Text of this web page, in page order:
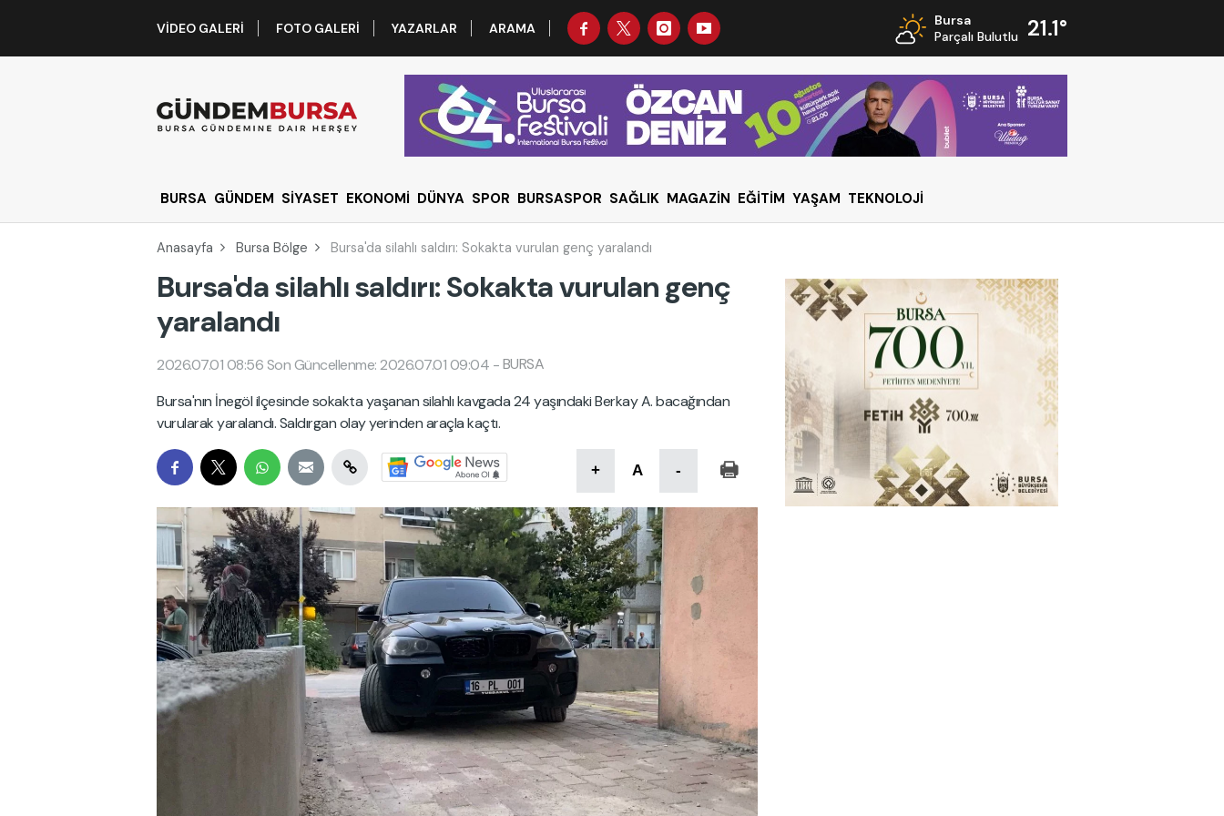
VIDEO GALERI FOTO GALERI YAZARLAR ARAMA
Bursa
Parçalı Bulutlu
21.1°
BURSA GÜNDEM SİYASET EKONOMİ DÜNYA SPOR BURSASPOR SAĞLIK MAGAZİN EĞİTİM YAŞAM TEKNOLOJİ
Anasayfa Bursa Bölge Bursa'da silahlı saldırı: Sokakta vurulan genç yaralandı
Bursa'da silahlı saldırı: Sokakta vurulan genç
yaralandı
2026.07.01 08:56 Son Güncellenme: 2026.07.01 09:04 -BURSA
Bursa'nın İnegöl ilçesinde sokakta yaşanan silahlı kavgada 24 yaşındaki Berkay A. bacağından
vurularak yaralandı. Saldırgan olay yerinden araçla kaçtı.
+ A -